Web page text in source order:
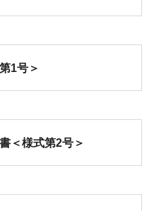
1号＞
＜様式第2号＞